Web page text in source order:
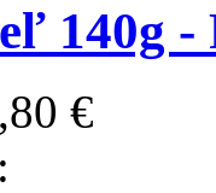
140g
€